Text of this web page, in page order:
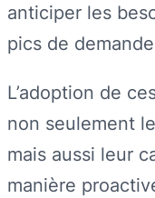
anticiper les
pics de
L’adoption de
non seulement
mais aussi leur
manière